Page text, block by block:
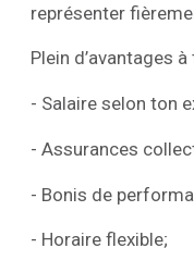
représenter
Plein d’avantages
- Salaire selon ton
- Assurances
- Bonis de
- Horaire flexible;